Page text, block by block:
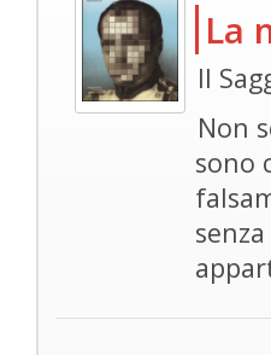
La
Il
Non
sono